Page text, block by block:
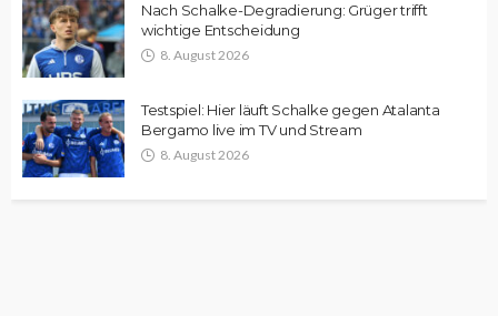
Nach Schalke-Degradierung: Grüger trifft
wichtige Entscheidung
8. August 2026
Testspiel: Hier läuft Schalke gegen Atalanta
Bergamo live im TV und Stream
8. August 2026